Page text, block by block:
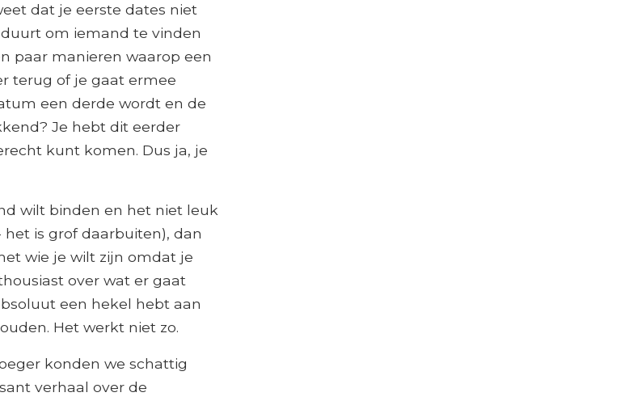
dat je eerste dates niet
om iemand te vinden
paar manieren waarop een
terug of je gaat ermee
een ​​derde wordt en de
Je hebt dit eerder
kunt komen. Dus ja, je
wilt binden en het niet leuk
is grof daarbuiten), dan
wie je wilt zijn omdat je
over wat er gaat
een hekel hebt aan
Het werkt niet zo.
konden we schattig
verhaal over de